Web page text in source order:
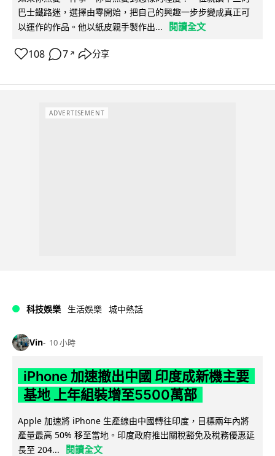
巴士鐵路迷，選擇由零開始，把自己的興趣一步步變成真正可
以運作的作品。他以紙皮親手製作出...
閱讀全文
108 7 ↗ 分享
ADVERTISEMENT
科技娛樂 生活娛樂 城中熱話
Vin 10 小時
iPhone 加速撤出中國 印度成新機主要
基地 上年組裝增至5500萬部
Apple 加速將 iPhone 生產線由中國轉往印度，目標兩年內將
產量最高 50% 移至當地。印度政府推出關稅豁免及稅務優惠延
長至 204...
閱讀全文